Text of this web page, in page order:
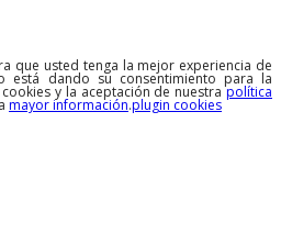
que usted tenga la mejor experiencia de
está dando su consentimiento para la
y la aceptación de nuestrapolítica
mayor información.plugin cookies